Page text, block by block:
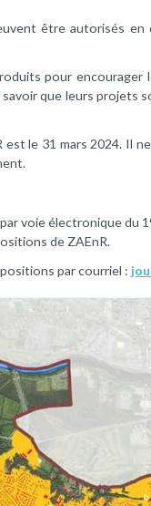
être autorisés en
pour encourager
que leurs projets
le 31 mars 2024. Il
voie électronique du
de ZAEnR.
par courriel :